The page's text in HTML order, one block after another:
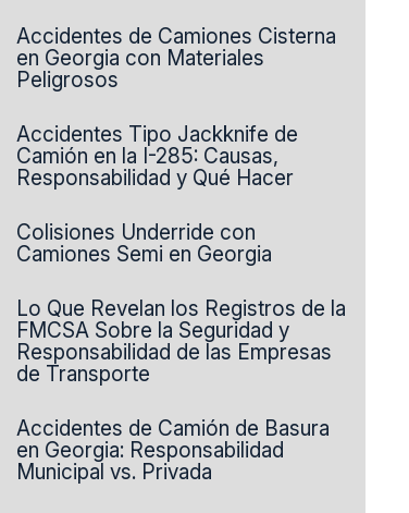
Accidentes de Camiones Cisterna
en Georgia con Materiales
Peligrosos
Accidentes Tipo Jackknife de
Camión en la I-285: Causas,
Responsabilidad y Qué Hacer
Colisiones Underride con
Camiones Semi en Georgia
Lo Que Revelan los Registros de la
FMCSA Sobre la Seguridad y
Responsabilidad de las Empresas
de Transporte
Accidentes de Camión de Basura
en Georgia: Responsabilidad
Municipal vs. Privada